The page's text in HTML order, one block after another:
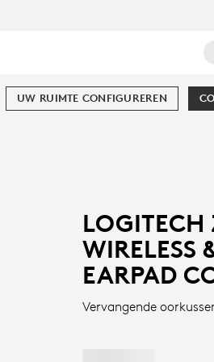
UW RUIMTE CONFIGUREREN
LOGITECH
WIRELESS
EARPAD
Vervangende